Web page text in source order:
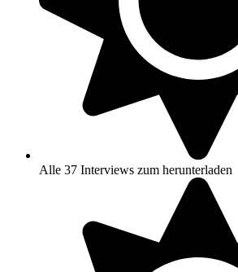
Alle 37 Interviews zum herunterladen